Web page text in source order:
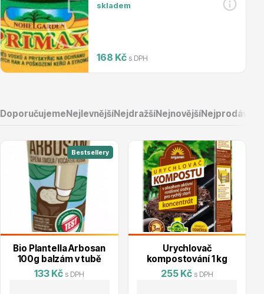
Semena, sadba
Vodní rostliny
Květináče
skladem
168 Kč s DPH
DoporučujemeNejlevnějšíNejdražšíNejnovější
Bestsellery
Bio Plantella Arbosan
100g balzám v tubě
133 Kč s DPH
Urychlovač
kompostování 1 kg
255 Kč s DPH